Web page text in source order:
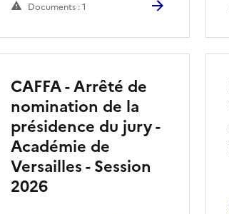
Documents : 1
CAFFA - Arrêté de
nomination de la
présidence du jury -
Académie de
Versailles - Session
2026